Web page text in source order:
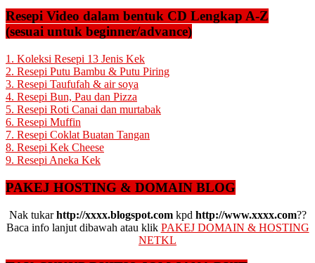
Resepi Video dalam bentuk CD Lengkap A-Z
(sesuai untuk beginner/advance)
1. Koleksi Resepi 13 Jenis Kek
2. Resepi Putu Bambu & Putu Piring
3. Resepi Taufufah & air soya
4. Resepi Bun, Pau dan Pizza
5. Resepi Roti Canai dan murtabak
6. Resepi Muffin
7. Resepi Coklat Buatan Tangan
8. Resepi Kek Cheese
9. Resepi Aneka Kek
PAKEJ HOSTING & DOMAIN BLOG
Nak tukarhttp://xxxx.blogspot.comkpd http://www.xxxx.com??
Baca info lanjut dibawah atau klik PAKEJ DOMAIN & HOSTING
NETKL